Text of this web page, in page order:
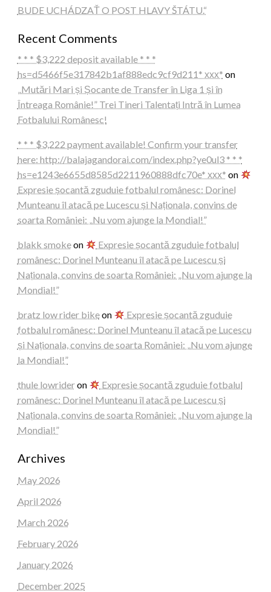
BUDE UCHÁDZAŤ O POST HLAVY ŠTÁTU.“
Recent Comments
* * * $3,222 deposit available * * *
hs=d5466f5e317842b1af888edc9cf9d211* ххх* on
„Mutări Mari și Șocante de Transfer în Liga 1 și în
Întreaga Românie!” Trei Tineri Talentați Intră în Lumea
Fotbalului Românesc!
* * * $3,222 payment available! Confirm your transfer
here: http://balajagandorai.com/index.php?ye0ul3 * * *
hs=e1243e6655d8585d2211960888dfc70e* ххх* on
Expresie șocantă zguduie fotbalul românesc: Dorinel
Munteanu îl atacă pe Lucescu și Naționala, convins de
soarta României: „Nu vom ajunge la Mondial!”
blakk smokeon
Expresie șocantă zguduie fotbalul
românesc: Dorinel Munteanu îl atacă pe Lucescu și
Naționala, convins de soarta României: „Nu vom ajunge la
Mondial!”
bratz low rider bikeon
Expresie șocantă zguduie
fotbalul românesc: Dorinel Munteanu îl atacă pe Lucescu
și Naționala, convins de soarta României: „Nu vom ajunge
la Mondial!”
thule lowrideron
Expresie șocantă zguduie fotbalul
românesc: Dorinel Munteanu îl atacă pe Lucescu și
Naționala, convins de soarta României: „Nu vom ajunge la
Mondial!”
Archives
May 2026
April 2026
March 2026
February 2026
January 2026
December 2025